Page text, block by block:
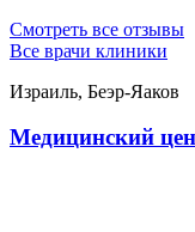
Смотреть все отзывы
Все врачи клиники
Израиль, Беэр-Яаков
Медицинский